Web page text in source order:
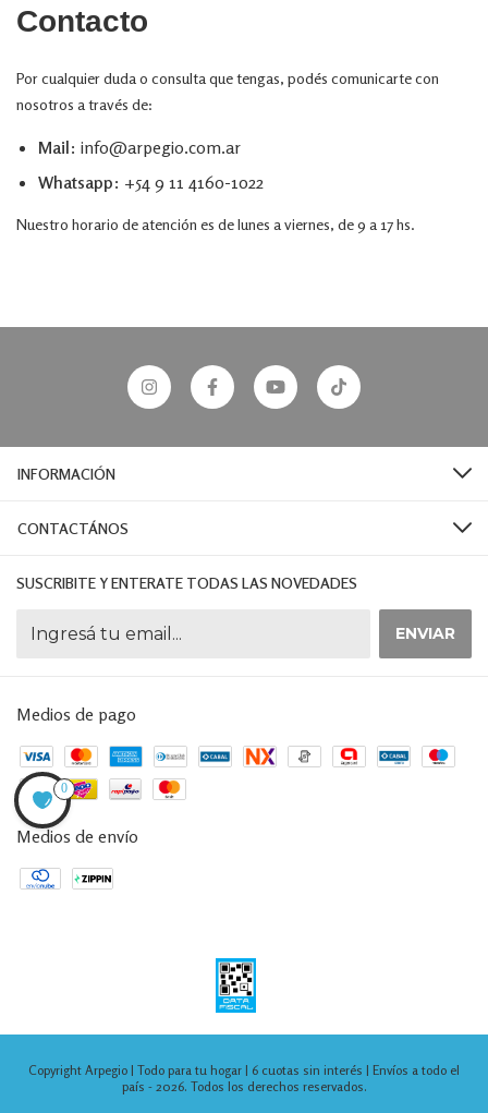
Contacto
Por cualquier duda o consulta que tengas, podés comunicarte con
nosotros a través de:
Mail: info@arpegio.com.ar
Whatsapp: +54 9 11 4160-1022
Nuestro horario de atención es de lunes a viernes, de 9 a 17 hs.
INFORMACIÓN
CONTACTÁNOS
SUSCRIBITE Y ENTERATE TODAS LAS NOVEDADES
Medios de pago
Medios de envío
Copyright Arpegio | Todo para tu hogar | 6 cuotas sin interés | Envíos a todo el
país - 2026. Todos los derechos reservados.
0